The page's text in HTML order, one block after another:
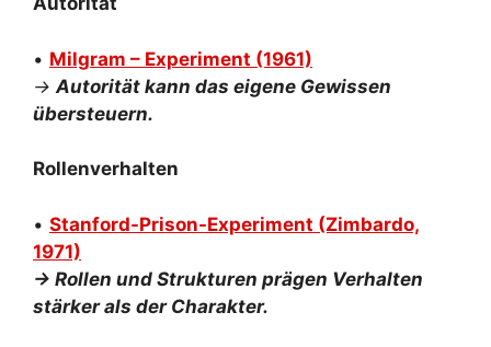
• Milgram – Experiment (1961)
→ Autorität kann das eigene Gewissen
übersteuern.
Rollenverhalten
• Stanford-Prison-Experiment (Zimbardo,
1971)
→ Rollen und Strukturen prägen Verhalten
stärker als der Charakter.